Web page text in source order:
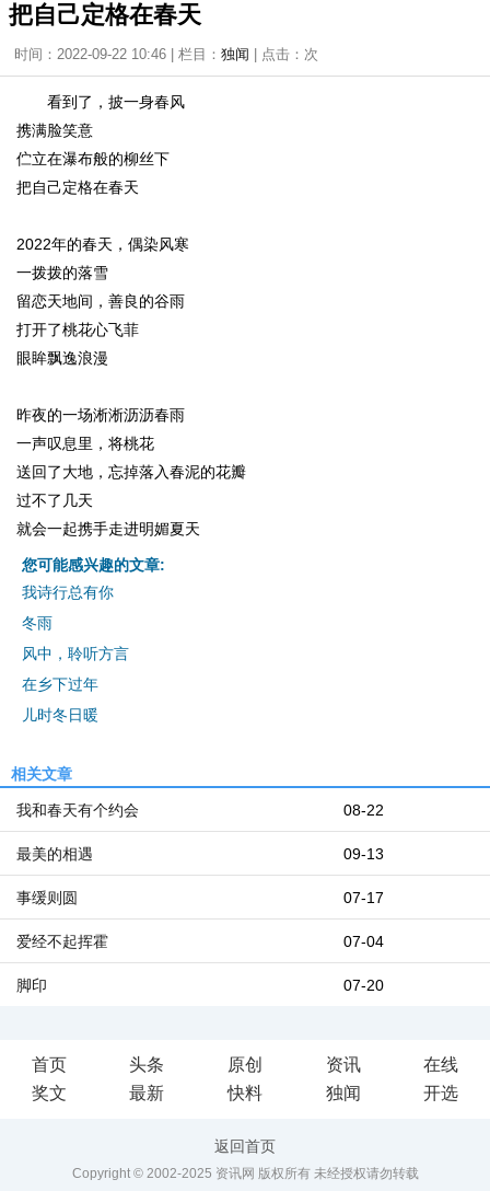
把自己定格在春天
时间：2022-09-22 10:46 | 栏目： 独闻 | 点击： 次
看到了，披一身春风
携满脸笑意
伫立在瀑布般的柳丝下
把自己定格在春天
2022年的春天，偶染风寒
一拨拨的落雪
留恋天地间，善良的谷雨
打开了桃花心飞菲
眼眸飘逸浪漫
昨夜的一场淅淅沥沥春雨
一声叹息里，将桃花
送回了大地，忘掉落入春泥的花瓣
过不了几天
就会一起携手走进明媚夏天
您可能感兴趣的文章:
我诗行总有你
冬雨
风中，聆听方言
在乡下过年
儿时冬日暖
相关文章
08-22
我和春天有个约会
09-13
最美的相遇
07-17
事缓则圆
07-04
爱经不起挥霍
07-20
脚印
首页 头条 原创 资讯
在线
奖文
最新 快料 独闻 开选
返回首页
Copyright © 2002-2025 资讯网 版权所有 未经授权请勿转载